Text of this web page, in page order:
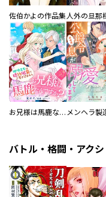
佐伯かよの作品集
お兄様は馬鹿なんですか？～地味王女は婚約破棄に巻き込まれる～
バトル・格闘・アク